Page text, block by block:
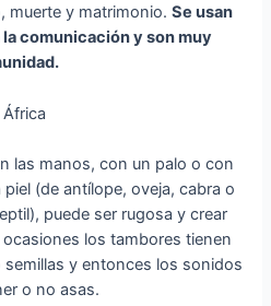
muerte y matrimonio.Se usan
la comunicación y son muy
las manos, con un palo o con
(de antílope, oveja, cabra o
puede ser rugosa y crear
los tambores tienen
y entonces los sonidos
o no asas.